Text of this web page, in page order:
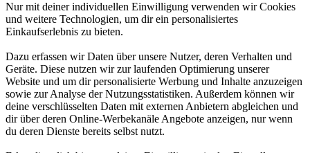
Nur mit deiner individuellen Einwilligung verwenden wir Cookies
und weitere Technologien, um dir ein personalisiertes
Einkaufserlebnis zu bieten.
Dazu erfassen wir Daten über unsere Nutzer, deren Verhalten und
Geräte. Diese nutzen wir zur laufenden Optimierung unserer
Website und um dir personalisierte Werbung und Inhalte anzuzeigen
sowie zur Analyse der Nutzungsstatistiken. Außerdem können wir
deine verschlüsselten Daten mit externen Anbietern abgleichen und
dir über deren Online-Werbekanäle Angebote anzeigen, nur wenn
du deren Dienste bereits selbst nutzt.